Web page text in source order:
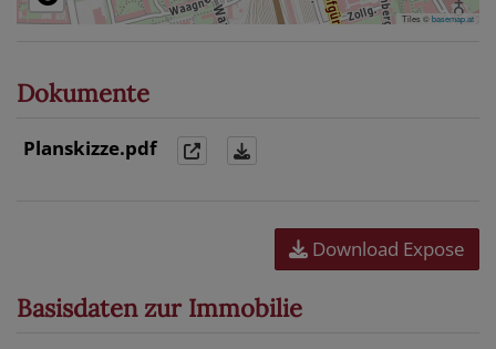
Tiles ©basemap.at
Dokumente
Planskizze.pdf
Download Expose
Basisdaten zur Immobilie